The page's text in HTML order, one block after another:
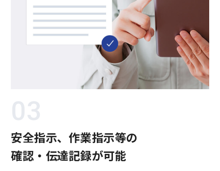
03
安全指示、作業指示等の
確認・伝達記録が可能